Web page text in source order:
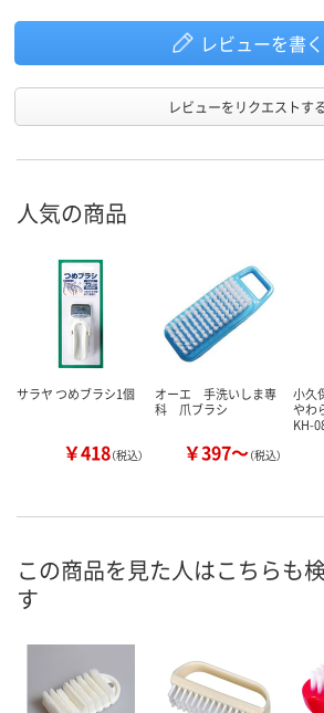
レビューを書く
レビューをリクエストす
人気の商品
サラヤ つめブラシ1個
￥418（税込）
オーエ 手洗いしま専
科 爪ブラシ
￥397～（税込）
小久
やわ
KH-
この商品を見た人はこちらも
す